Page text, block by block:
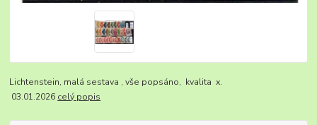
Lichtenstein, malá sestava , vše popsáno, kvalita x.
03.01.2026 celý popis